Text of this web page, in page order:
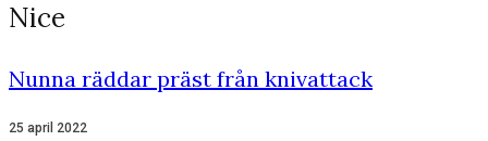
Nice
Nunna räddar präst från knivattack
25 april 2022